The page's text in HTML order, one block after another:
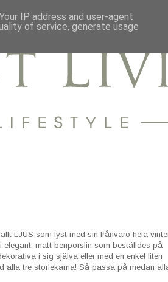
LJUS som lyst med sin frånvaro hela
elegant, matt benporslin som beställdes på
i sig själva eller med en enkel liten
alla tre storlekarna! Så passa på medan
IP address and user-agent
of service, generate usage